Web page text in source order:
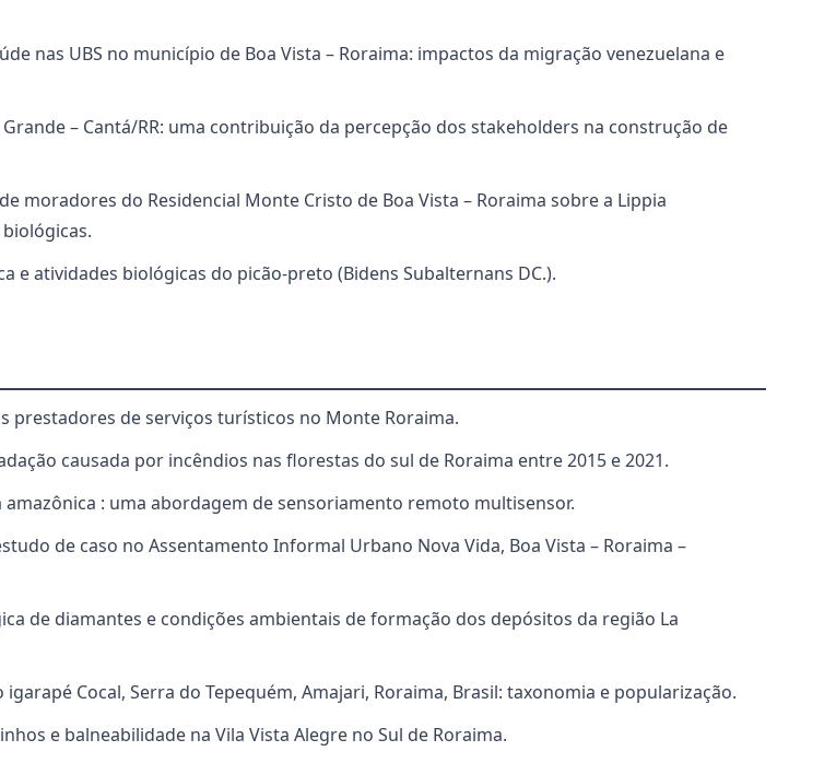
nas UBS no município de Boa Vista – Roraima: impactos da migração venezuelana e
– Cantá/RR: uma contribuição da percepção dos stakeholders na construção de
moradores do Residencial Monte Cristo de Boa Vista – Roraima sobre a Lippia
e atividades biológicas do picão-preto (Bidens Subalternans DC.).
prestadores de serviços turísticos no Monte Roraima.
causada por incêndios nas florestas do sul de Roraima entre 2015 e 2021.
: uma abordagem de sensoriamento remoto multisensor.
de caso no Assentamento Informal Urbano Nova Vida, Boa Vista – Roraima –
de diamantes e condições ambientais de formação dos depósitos da região La
Cocal, Serra do Tepequém, Amajari, Roraima, Brasil: taxonomia e popularização.
e balneabilidade na Vila Vista Alegre no Sul de Roraima.